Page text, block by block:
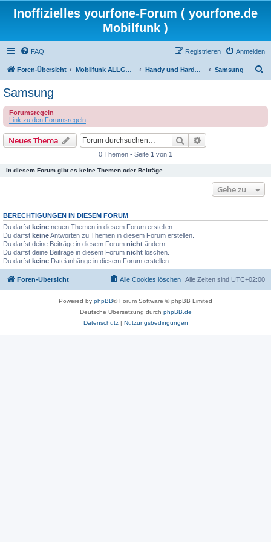
Inoffizielles yourfone-Forum ( yourfone.de
Mobilfunk )
FAQ Anmelden
Registrieren
Foren-Übersicht Mobilfunk ALLGEMEIN Handy und Hardware (Herstellerforen) Samsung
e
Samsung
Forumsregeln
Link zu den Forumsregeln
Neues Thema Suche
0 Themen • Seite 1 von 1
In diesem Forum gibt es keine Themen oder Beiträge.
Gehe zu
BERECHTIGUNGEN IN DIESEM FORUM
Du darfst keine neuen Themen in diesem Forum erstellen.
Du darfst keineAntworten zu Themen in diesem Forum erstellen.
Du darfst deine Beiträge in diesem Forum nicht ändern.
Du darfst deine Beiträge in diesem Forum nicht löschen.
Du darfst keine Dateianhänge in diesem Forum erstellen.
Foren-Übersicht Alle Zeiten sind UTC+02:00
Alle Cookies löschen
Powered by phpBB® Forum Software © phpBB Limited
Deutsche Übersetzung durch phpBB.de
Datenschutz| Nutzungsbedingungen